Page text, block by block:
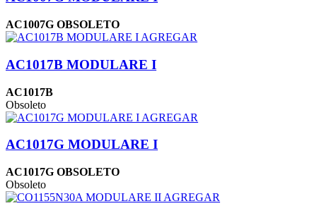
AC1007G OBSOLETO
AGREGAR
AC1017B MODULARE I
AC1017B
Obsoleto
AGREGAR
AC1017G MODULARE I
AC1017G OBSOLETO
Obsoleto
AGREGAR